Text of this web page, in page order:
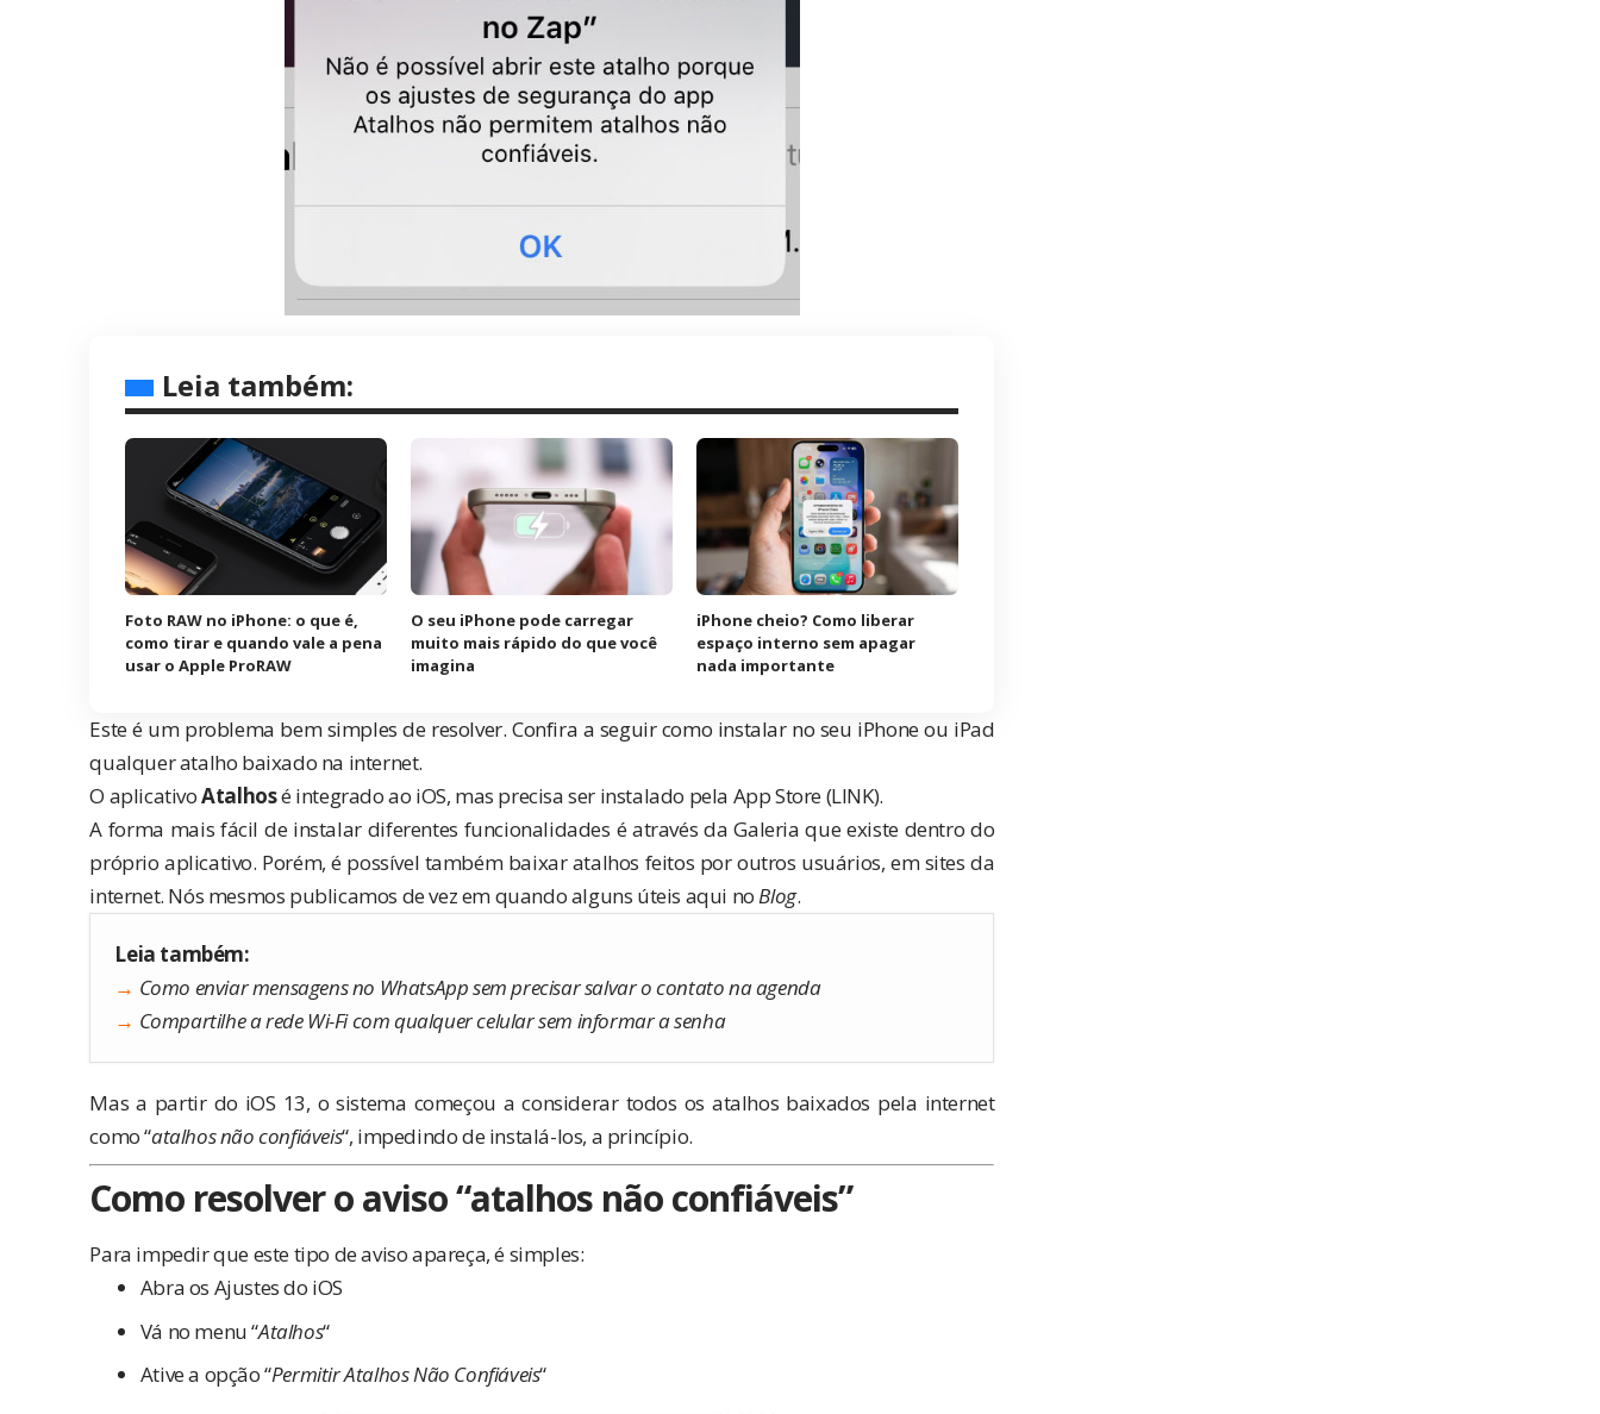
Leia também:
Foto RAW no iPhone: o que é,
como tirar e quando vale a pena
usar o Apple ProRAW
O seu iPhone pode carregar
muito mais rápido do que você
imagina
iPhone cheio? Como liberar
espaço interno sem apagar
nada importante
Este é um problema bem simples de resolver. Confira a seguir como instalar no seu iPhoneou iPad
qualquer atalho baixado na internet.
O aplicativoAtalhosé integrado ao iOS, mas precisa ser instalado pela App Store (LINK).
A forma mais fácil de instalar diferentes funcionalidades é através da Galeria que existe dentro do
próprio aplicativo. Porém, é possível também baixar atalhos feitos por outros usuários, em sites da
internet. Nós mesmos publicamos de vez em quando alguns úteis aqui noBlog.
Leia também:
→ Como enviar mensagens no WhatsApp sem precisar salvar o contato na agenda
→ Compartilhe a rede Wi-Fi com qualquer celular sem informar a senha
Mas a partir do iOS 13, o sistema começou a considerar todos os atalhos baixados pela internet
como “atalhos não confiáveis“, impedindo de instalá-los, a princípio.
Como resolver o aviso “atalhos não confiáveis”
Para impedir que este tipo de aviso apareça, é simples:
Abra os Ajustes do iOS
Vá no menu “Atalhos“
Ative a opção “Permitir Atalhos Não Confiáveis“